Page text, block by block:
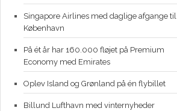
Singapore Airlines med daglige afgange til
København
På ét år har 160.000 fløjet på Premium
Economy med Emirates
Oplev Island og Grønland på én flybillet
Billund Lufthavn med vinternyheder